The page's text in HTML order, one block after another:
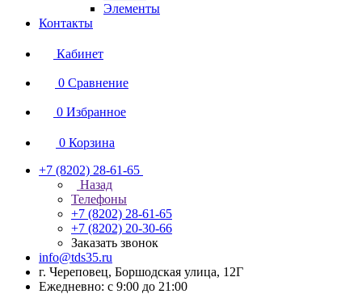
Элементы
Контакты
Кабинет
0 Сравнение
0 Избранное
0 Корзина
+7 (8202) 28‑61-65
Назад
Телефоны
+7 (8202) 28‑61-65
+7 (8202) 20‑30-66
Заказать звонок
info@tds35.ru
г. Череповец, Боршодская улица, 12Г
Ежедневно: с 9:00 до 21:00